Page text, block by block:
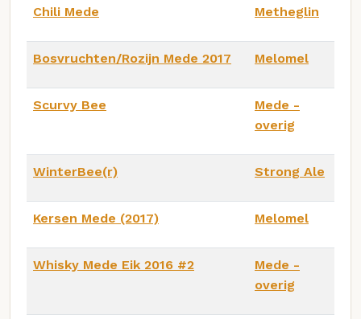
Chili Mede Metheglin
Bosvruchten/Rozijn Mede 2017 Melomel
Scurvy Bee
Mede -
overig
WinterBee(r) Strong Ale
Kersen Mede (2017) Melomel
Whisky Mede Eik 2016 #2
Mede -
overig